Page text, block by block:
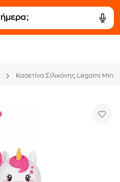
Κασετίνα Σιλικόνης Legami